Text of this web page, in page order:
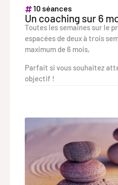
10 séances
Un coaching sur 6
Toutes les semaines sur le
espacées de deux à trois
maximum de 6 mois,
Parfait si vous souhaitez
objectif !